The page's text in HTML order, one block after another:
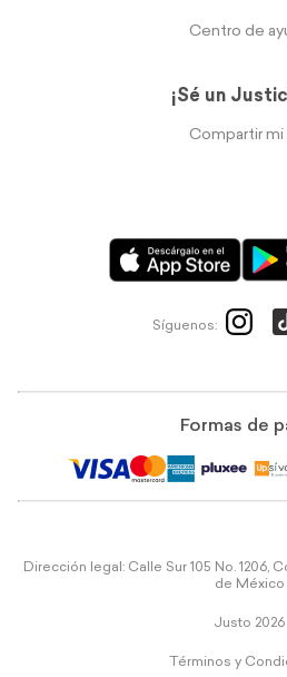
Centro de
¡Sé un
Compartir mi
Síguenos:
Formas de
Dirección legal: Calle Sur 105 No. 1206,
de México
Justo 2026
Términos y